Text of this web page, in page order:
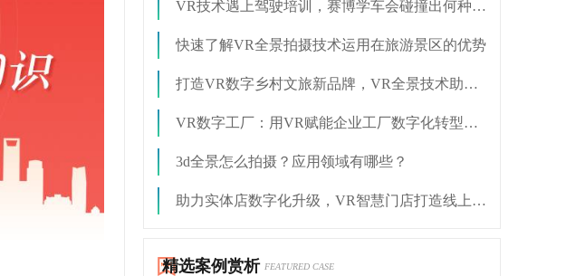
VR技术遇上驾驶培训，赛博学车会碰撞出何种火花呢？
快速了解VR全景拍摄技术运用在旅游景区的优势
打造VR数字乡村文旅新品牌，VR全景技术助力乡村振兴
VR数字工厂：用VR赋能企业工厂数字化转型升级
3d全景怎么拍摄？应用领域有哪些？
助力实体店数字化升级，VR智慧门店打造线上逛店体验
精选案例赏析 FEATURED CASE